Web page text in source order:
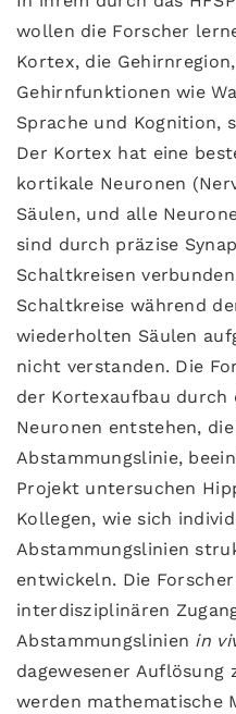
wollen die Forscher
Kortex, die
Gehirnfunktionen wie
Sprache und Kognition,
Der Kortex hat eine
kortikale Neuronen
Säulen, und alle
sind durch präzise
Schaltkreisen
Schaltkreise während
wiederholten Säulen
nicht verstanden. Die
der Kortexaufbau durch
Neuronen entstehen,
Abstammungslinie,
Projekt untersuchen
Kollegen, wie sich
Abstammungslinien
entwickeln. Die
interdisziplinären
Abstammungslinien in
dagewesener Auflösung
werden mathematische